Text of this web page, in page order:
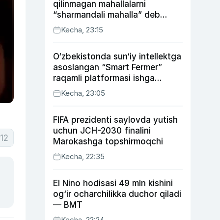
12
qilinmagan mahallalarni
“sharmandali mahalla” deb
belgilash boshlandi
Kecha, 23:15
O‘zbekistonda sun‘iy intellektga
asoslangan “Smart Fermer”
raqamli platformasi ishga
tushiriladi
Kecha, 23:05
FIFA prezidenti saylovda yutish
uchun JCH-2030 finalini
Marokashga topshirmoqchi
Kecha, 22:35
El Nino hodisasi 49 mln kishini
og‘ir ocharchilikka duchor qiladi
— BMT